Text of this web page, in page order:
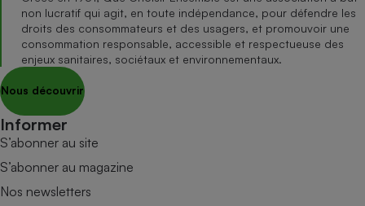
non lucratif qui agit, en toute indépendance, pour défendre les
droits des consommateurs et des usagers, et promouvoir une
consommation responsable, accessible et respectueuse des
enjeux sanitaires, sociétaux et environnementaux.
Nous découvrir
Informer
S’abonner au site
S’abonner au magazine
Nos newsletters